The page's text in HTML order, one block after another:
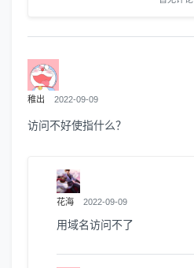
稚出 2022-09-09
访问不好使指什么？
花海 2022-09-09
用域名访问不了